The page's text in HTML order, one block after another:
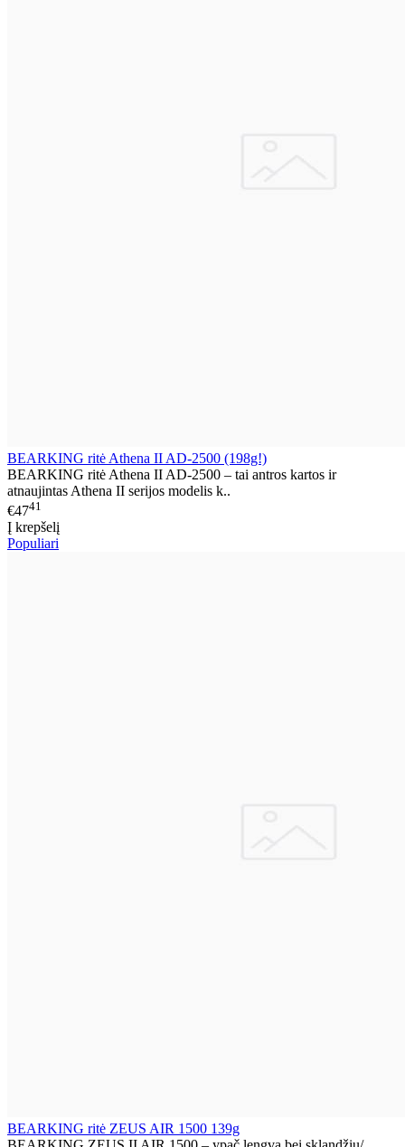
BEARKING ritė Athena II AD-2500 (198g!)
BEARKING ritė Athena II AD-2500 – tai antros kartos ir
atnaujintas Athena II serijos modelis k..
€4741
Į krepšelį
Populiari
BEARKING ritė ZEUS AIR 1500 139g